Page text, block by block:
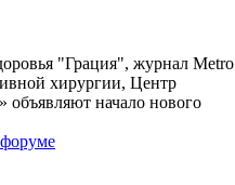
"Грация", журнал Metro
хирургии, Центр
объявляют начало нового